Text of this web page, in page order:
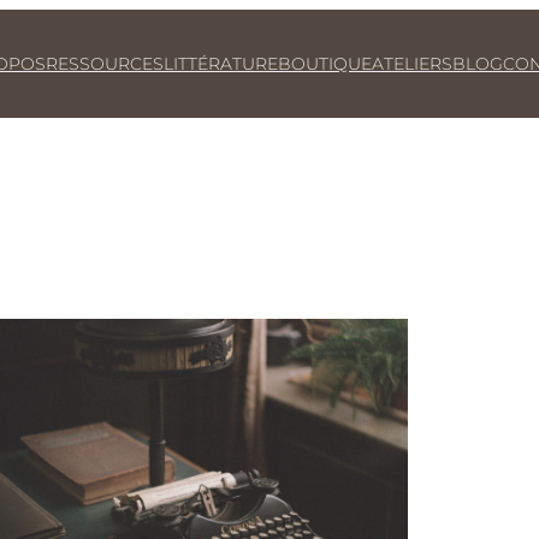
RESSOURCESLITTÉRATUREBOUTIQUEATELIERSBLOG